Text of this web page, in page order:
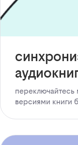
переключайтесь
версиями книги